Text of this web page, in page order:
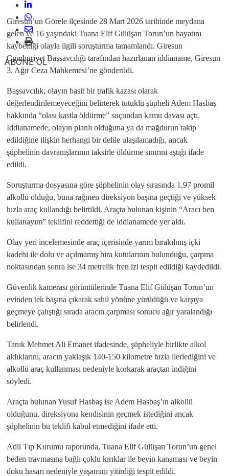
ABONE OL
Giresun’un Görele ilçesinde 28 Mart 2026 tarihinde meydana
gelen ve 16 yaşındaki Tuana Elif Gülüşan Torun’un hayatını
kaybettiği olayla ilgili soruşturma tamamlandı. Giresun
Cumhuriyet Başsavcılığı tarafından hazırlanan iddianame, Giresun
3. Ağır Ceza Mahkemesi’ne gönderildi.
Başsavcılık, olayın basit bir trafik kazası olarak
değerlendirilemeyeceğini belirterek tutuklu şüpheli Adem Hasbaş
hakkında “olası kastla öldürme” suçundan kamu davası açtı.
İddianamede, olayın planlı olduğuna ya da mağdurun takip
edildiğine ilişkin herhangi bir delile ulaşılamadığı, ancak
şüphelinin davranışlarının taksirle öldürme sınırını aştığı ifade
edildi.
Soruşturma dosyasına göre şüphelinin olay sırasında 1,97 promil
alkollü olduğu, buna rağmen direksiyon başına geçtiği ve yüksek
hızla araç kullandığı belirtildi. Araçta bulunan kişinin “Aracı ben
kullanayım” teklifini reddettiği de iddianamede yer aldı.
Olay yeri incelemesinde araç içerisinde yarım bırakılmış içki
kadehi ile dolu ve açılmamış bira kutularının bulunduğu, çarpma
noktasından sonra ise 34 metrelik fren izi tespit edildiği kaydedildi.
Güvenlik kamerası görüntülerinde Tuana Elif Gülüşan Torun’un
evinden tek başına çıkarak sahil yönüne yürüdüğü ve karşıya
geçmeye çalıştığı sırada aracın çarpması sonucu ağır yaralandığı
belirlendi.
Tanık Mehmet Ali Emanet ifadesinde, şüpheliyle birlikte alkol
aldıklarını, aracın yaklaşık 140-150 kilometre hızla ilerlediğini ve
alkollü araç kullanması nedeniyle korkarak araçtan indiğini
söyledi.
Araçta bulunan Yusuf Hasbaş ise Adem Hasbaş’ın alkollü
olduğunu, direksiyona kendisinin geçmek istediğini ancak
şüphelinin bu teklifi kabul etmediğini ifade etti.
Adli Tıp Kurumu raporunda, Tuana Elif Gülüşan Torun’un genel
beden travmasına bağlı çoklu kırıklar ile beyin kanaması ve beyin
doku hasarı nedeniyle yaşamını yitirdiği tespit edildi.